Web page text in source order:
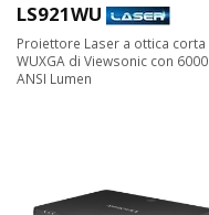
LS921WU
Proiettore Laser a ottica corta
WUXGA di Viewsonic con 6000
ANSI Lumen